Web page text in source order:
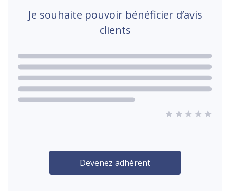
Je souhaite pouvoir bénéficier d’avis
clients
Devenez adhérent